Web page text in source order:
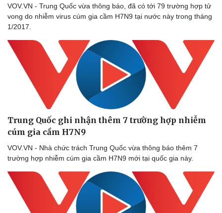
Lịch thi đấu bóng đá
Thế giới thể thao
eSports
Hậu trường
Ô tô - Xe máy
Xe máy
VOV.VN - Trung Quốc vừa thông báo, đã có tới 79 trường hợp tử
vong do nhiễm virus cúm gia cầm H7N9 tại nước này trong tháng
1/2017.
Trung Quốc ghi nhận thêm 7 trường hợp nhiễm
cúm gia cầm H7N9
VOV.VN - Nhà chức trách Trung Quốc vừa thông báo thêm 7
trường hợp nhiễm cúm gia cầm H7N9 mới tại quốc gia này.